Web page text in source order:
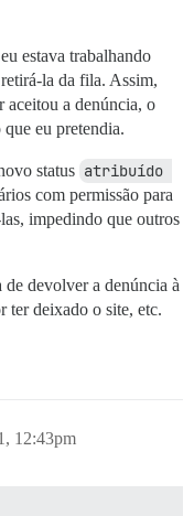
estava trabalhando
la da fila. Assim,
aceitou a denúncia, o
eu pretendia.
status atribuído
com permissão para
impedindo que outros
devolver a denúncia à
ter deixado o site, etc.
12:43pm